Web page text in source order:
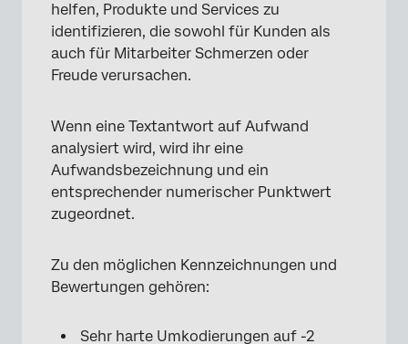
helfen, Produkte und Services zu
identifizieren, die sowohl für Kunden als
auch für Mitarbeiter Schmerzen oder
Freude verursachen.
Wenn eine Textantwort auf Aufwand
analysiert wird, wird ihr eine
Aufwandsbezeichnung und ein
entsprechender numerischer Punktwert
zugeordnet.
Zu den möglichen Kennzeichnungen und
Bewertungen gehören:
Sehr harte Umkodierungen auf -2